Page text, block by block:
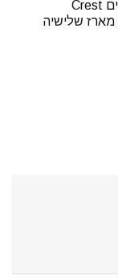
משחת שיניים Crest